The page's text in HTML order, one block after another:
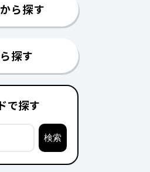
ら探す
探す
で探す